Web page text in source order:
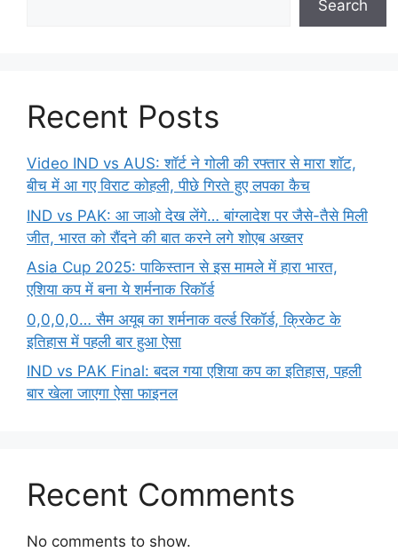
Search
Recent Posts
Video IND vs AUS: शॉर्ट ने गोली की रफ्तार से मारा शॉट,
बीच में आ गए विराट कोहली, पीछे गिरते हुए लपका कैच
IND vs PAK: आ जाओ देख लेंगे… बांग्लादेश पर जैसे-तैसे मिली
जीत, भारत को रौंदने की बात करने लगे शोएब अख्तर
Asia Cup 2025: पाकिस्तान से इस मामले में हारा भारत,
एशिया कप में बना ये शर्मनाक रिकॉर्ड
0,0,0,0… सैम अयूब का शर्मनाक वर्ल्ड रिकॉर्ड, क्रिकेट के
इतिहास में पहली बार हुआ ऐसा
IND vs PAK Final: बदल गया एशिया कप का इतिहास, पहली
बार खेला जाएगा ऐसा फाइनल
Recent Comments
No comments to show.